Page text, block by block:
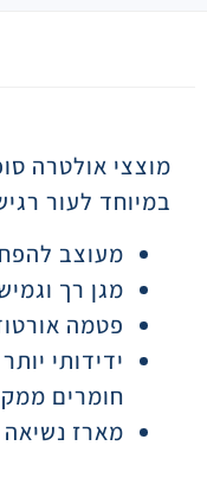
מוצצי אולטרה
במיוחד לעור
מעוצב
מגן רך
פטמה
חומרים
מארז נשיאה